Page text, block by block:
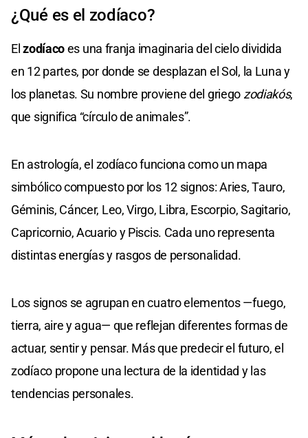
¿Qué es el zodíaco?
Elzodíacoes una franja imaginaria del cielo dividida
en 12 partes, por donde se desplazan el Sol, la Luna y
los planetas. Su nombre proviene del griego zodiakós,
que significa “círculo de animales”.
En astrología, el zodíaco funciona como un mapa
simbólico compuesto por los 12 signos: Aries, Tauro,
Géminis, Cáncer, Leo, Virgo, Libra, Escorpio, Sagitario,
Capricornio, Acuario y Piscis. Cada uno representa
distintas energías y rasgos de personalidad.
Los signos se agrupan en cuatro elementos —fuego,
tierra, aire y agua— que reflejan diferentes formas de
actuar, sentir y pensar. Más que predecir el futuro, el
zodíaco propone una lectura de la identidad y las
tendencias personales.